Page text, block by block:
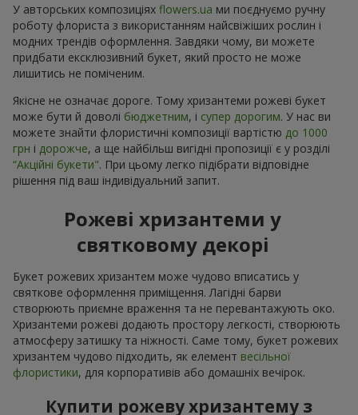
У авторських композиціях flowers.ua ми поєднуємо ручну
роботу флориста з використанням найсвіжіших рослин і
модних трендів оформлення. Завдяки чому, ви можете
придбати ексклюзивний букет, який просто не може
лишитись не поміченим.
Якісне не означає дороге. Тому хризантеми рожеві букет
може бути й доволі бюджетним, і супер дорогим. У нас ви
можете знайти флористичні композиції вартістю до 1000
грн і дорожче, а ще найбільш вигідні пропозиції є у розділі
“Акційні букети". При цьому легко підібрати відповідне
рішення під ваш індивідуальний запит.
Рожеві хризантеми у
святковому декорі
Букет рожевих хризантем може чудово вписатись у
святкове оформлення приміщення. Лагідні барви
створюють приємне враження та не перевантажують око.
Хризантеми рожеві додають простору легкості, створюють
атмосферу затишку та ніжності. Саме тому, букет рожевих
хризантем чудово підходить, як елемент весільної
флористики, для корпоративів або домашніх вечірок.
Купити рожеву хризантему з